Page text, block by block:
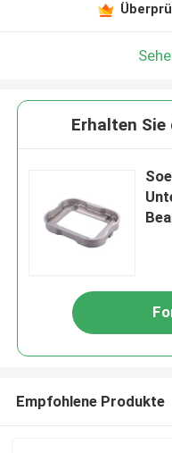
Erhalten
Empfohlene Produkte